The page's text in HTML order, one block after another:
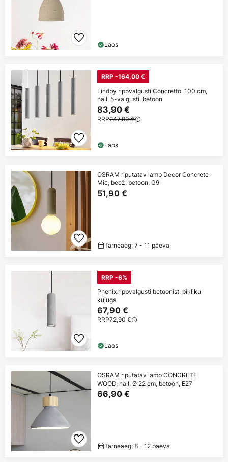
Laos
RRP -164,00 €
Lindby rippvalgusti Concretto, 100 cm,
hall, 5-valgusti, betoon
83,90 €
RRP247,90 €
Laos
OSRAM riputatav lamp Decor Concrete
Mic, beež, betoon, G9
51,90 €
Tarneaeg: 7 - 11 päeva
RRP -6%
Phenix rippvalgusti betoonist, pikliku
kujuga
67,90 €
RRP72,90 €
Laos
OSRAM riputatav lamp CONCRETE
WOOD, hall, Ø 22 cm, betoon, E27
66,90 €
Tarneaeg: 8 - 12 päeva